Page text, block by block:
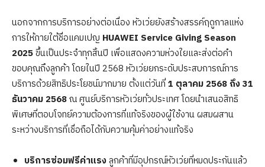
นอกจากการบริการอย่างต่อเนื่อง หัวเว่ยยังสร้างสรรค์ฤดูกาลแห่ง
การให้ภายใต้ชื่อแคมเปญ HUAWEI Service Giving Season
2025ขึ้นเป็นประจำทุกสิ้นปี เพื่อแสดงความห่วงใยและส่งต่อคำ
ขอบคุณถึงลูกค้า โดยในปี 2568 หัวเว่ยยกระดับประสบการณ์การ
บริการด้วยสิทธิประโยชน์มากมาย ตั้งแต่วันที่1 ตุลาคม 2568 ถึง 31
ธันวาคม 2568ณ ศูนย์บริการหัวเว่ยทั่วประเทศ โดยนำเสนอสิทธิ
พิเศษที่ตอบโจทย์ความต้องการที่แท้จริงของผู้ใช้งาน ผสมผสาน
ระหว่างบริการที่เชื่อถือได้กับความคุ้มค่าอย่างแท้จริง
บริการซ่อมฟรีค่าแรงลูกค้าที่มีอุปกรณ์หัวเว่ยที่หมดประกันแล้ว